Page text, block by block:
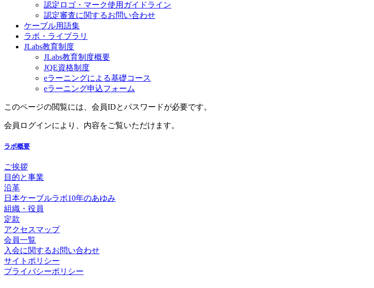
認定ロゴ・マーク使用ガイドライン
認定審査に関するお問い合わせ
ケーブル用語集
ラボ・ライブラリ
JLabs教育制度
JLabs教育制度概要
JQE資格制度
eラーニングによる基礎コース
eラーニング申込フォーム
このページの閲覧には、会員IDとパスワードが必要です。
会員ログインにより、内容をご覧いただけます。
ラボ概要
ご挨拶
目的と事業
沿革
日本ケーブルラボ10年のあゆみ
組織・役員
定款
アクセスマップ
会員一覧
入会に関するお問い合わせ
サイトポリシー
プライバシーポリシー